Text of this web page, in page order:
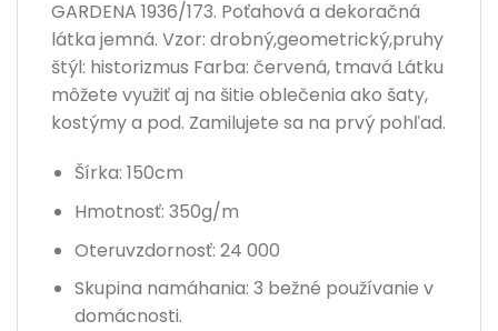
GARDENA 1936/173. Poťahová a dekoračná
látka jemná. Vzor: drobný,geometrický,pruhy
štýl: historizmus Farba: červená, tmavá Látku
môžete využiť aj na šitie oblečenia ako šaty,
kostýmy a pod. Zamilujete sa na prvý pohľad.
Šírka: 150cm
Hmotnosť: 350g/m
Oteruvzdornosť: 24 000
Skupina namáhania: 3 bežné používanie v
domácnosti.